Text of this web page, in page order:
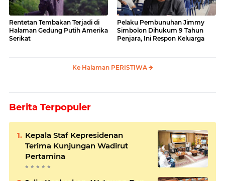
Rentetan Tembakan Terjadi di
Halaman Gedung Putih Amerika
Serikat
Pelaku Pembunuhan Jimmy
Simbolon Dihukum 9 Tahun
Penjara, Ini Respon Keluarga
Ke Halaman PERISTIWA
Berita Terpopuler
Kepala Staf Kepresidenan
Terima Kunjungan Wadirut
Pertamina